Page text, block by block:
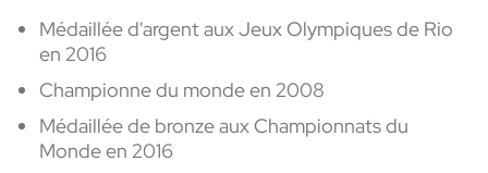
Médaillée d'argent aux Jeux Olympiques de Rio
en 2016
Championne du monde en 2008
Médailléede bronzeaux Championnatsdu
Mondeen 2016